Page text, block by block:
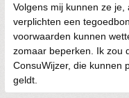
Volgens mij kunnen ze
verplichten een
voorwaarden kunnen
zomaar beperken. Ik zou
ConsuWijzer, die kunnen
geldt.